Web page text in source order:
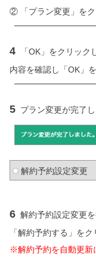
② 「プラン変更」をク
4
「OK」をクリック
内容を確認し「OK」
5 プラン変更が完了し
解約予約設定変更
6 解約予約設定変更を
「解約予約する」をク
※解約予約を自動更新